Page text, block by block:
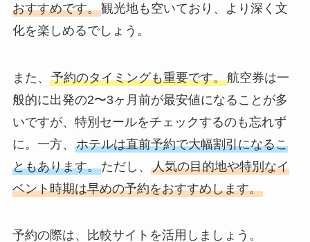
おすすめです。観光地も空いており、より深く文
化を楽しめるでしょう。
また、 予約のタイミングも重要です。航空券は一
般的に出発の2〜3ヶ月前が最安値になることが多
いですが、特別セールをチェックするのも忘れず
に。一方、 ホテルは直前予約で大幅割引になるこ
ともあります。ただし、 人気の目的地や特別なイ
ベント時期は早めの予約をおすすめします。
予約の際は、比較サイトを活用しましょう。